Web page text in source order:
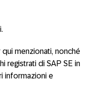
menzionati, nonché
registrati di SAP SE in
informazioni e